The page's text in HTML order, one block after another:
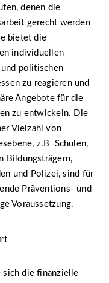
denen die
gerecht werden
bietet die
individuellen
politischen
zu reagieren und
Angebote für die
zu entwickeln. Die
Vielzahl von
z.B Schulen,
Bildungsträgern,
und Polizei, sind für
Präventions- und
Voraussetzung.
sich die finanzielle